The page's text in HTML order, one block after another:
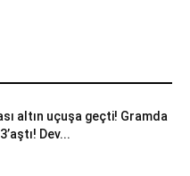
altın uçuşa geçti! Gramda
Dev...